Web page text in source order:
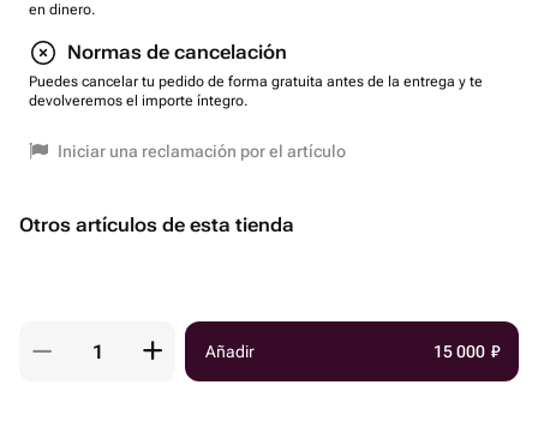
en dinero.
Normas de cancelación
Puedes cancelar tu pedido de forma gratuita antes de la entrega y te
devolveremos el importe íntegro.
Iniciar una reclamación por el artículo
Otros artículos de esta tienda
Añadir 15 000 ₽